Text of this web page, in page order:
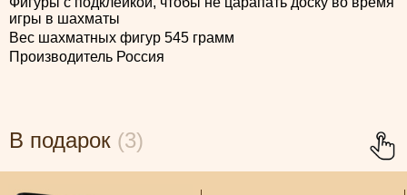
игры в шахматы
Вес шахматных фигур 545 грамм
Производитель Россия
В подарок (3)